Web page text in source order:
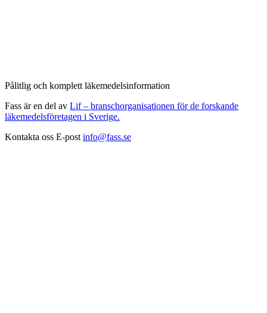
Pålitlig och komplett läkemedelsinformation
Fass är en del av Lif – branschorganisationen för de forskande
läkemedelsföretagen i Sverige.
Kontakta oss E-post info@fass.se